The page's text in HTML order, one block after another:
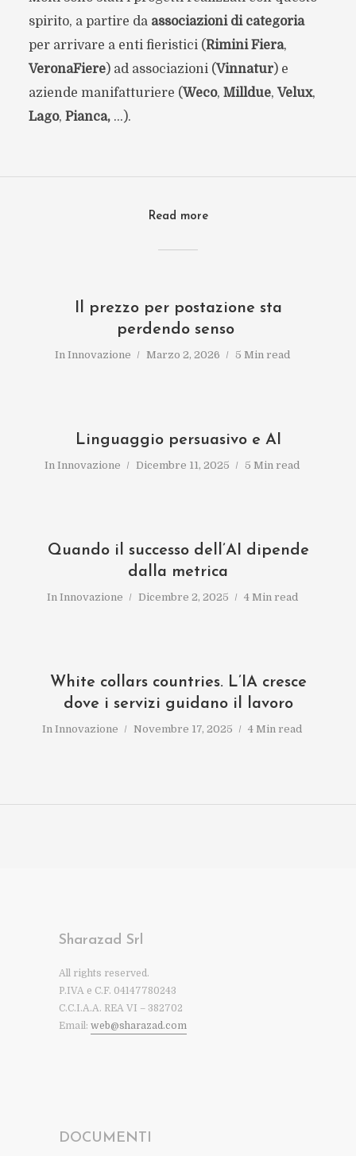
spirito, a partire da associazioni di categoria
per arrivare a enti fieristici (Rimini Fiera,
VeronaFiere) ad associazioni (Vinnatur) e
aziende manifatturiere (Weco, Milldue, Velux,
Lago, Pianca, …).
Read more
Il prezzo per postazione sta
perdendo senso
In Innovazione Marzo 2, 2026 5 Min read
Linguaggio persuasivo e AI
In Innovazione Dicembre 11, 2025 5 Min read
Quando il successo dell’AI dipende
dalla metrica
In Innovazione Dicembre 2, 2025 4 Min read
White collars countries. L’IA cresce
dove i servizi guidano il lavoro
In Innovazione Novembre 17, 2025 4 Min read
Sharazad Srl
All rights reserved.
P.IVA e C.F. 04147780243
C.C.I.A.A. REA VI – 382702
Email: web@sharazad.com
DOCUMENTI